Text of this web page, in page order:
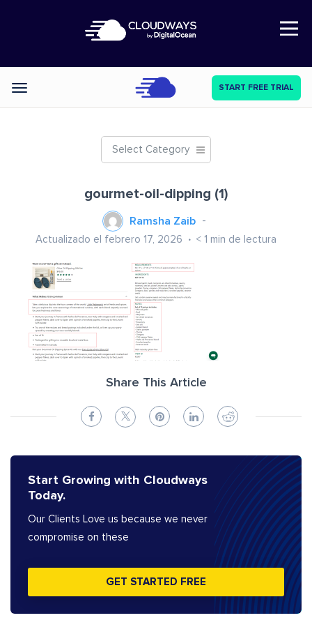
Open Nav
Categories START FREE TRIAL
Select Category
gourmet-oil-dipping (1)
Ramsha Zaib
Actualizado el febrero 17, 2026 < 1 min de lectura
Share This Article
Start Growing with Cloudways
Today.
Our Clients Love us because we never
compromise on these
GET STARTED FREE